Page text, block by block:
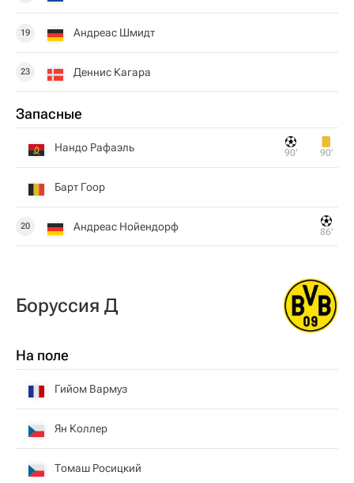
19 Андреас Шмидт
23 Деннис Кагара
Запасные
Нандо Рафаэль 90‎’‎ 90‎’‎
Барт Гоор
20 Андреас Нойендорф 86‎’‎
Боруссия Д
На поле
Гийом Вармуз
Ян Коллер
Томаш Росицкий